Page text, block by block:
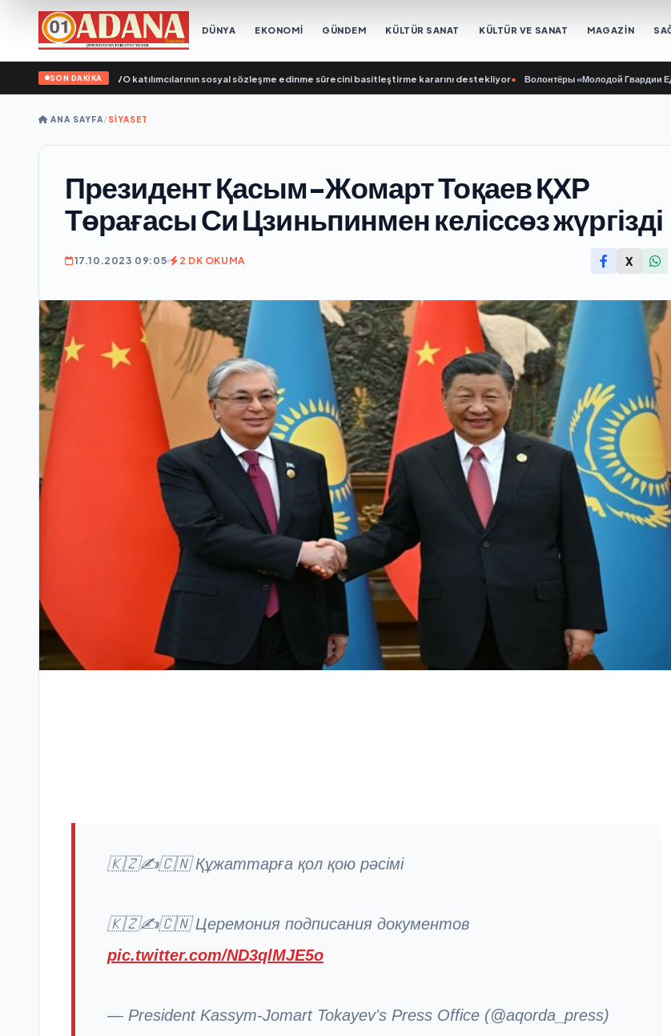
DÜNYA EKONOMİ GÜNDEM KÜLTÜR SANAT KÜLTÜR VE SANAT MAGAZİN
SON DAKİKA
eski SVO katılımcılarının sosyal sözleşme edinme sürecini basitleştirme kararını destekliyor• Волонтёры «Молодой Гвардии Единой
ANA SAYFA/SİYASET
Президент Қасым-Жомарт Тоқаев ҚХР
Төрағасы Си Цзиньпинмен келіссөз жүргізді
17.10.2023 09:05 2 DK OKUMA X
🇰🇿✍️🇨🇳 Құжаттарға қол қою рәсімі
🇰🇿✍️🇨🇳 Церемония подписания документов
pic.twitter.com/ND3qlMJE5o
— President Kassym-Jomart Tokayev's Press Office (@aqorda_press)